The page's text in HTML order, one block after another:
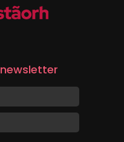
newsletter